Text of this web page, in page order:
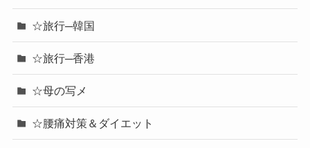
☆旅行─韓国
☆旅行─香港
☆母の写メ
☆腰痛対策＆ダイエット